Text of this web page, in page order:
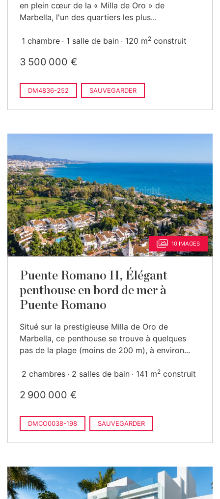
en plein cœur de la « Milla de Oro » de
Marbella, l'un des quartiers les plus...
1 chambre 1 salle de bain 120 m2 construit
3 500 000 €
DM4836-252 SAUVEGARDER
10 IMAGES
Puente Romano II, Élégant
penthouse en bord de mer à
Puente Romano
Situé sur la prestigieuse Milla de Oro de
Marbella, ce penthouse se trouve à quelques
pas de la plage (moins de 200 m), à environ...
2 chambres 2 salles de bain 141 m2 construit
2 900 000 €
DMCO0038-198 SAUVEGARDER